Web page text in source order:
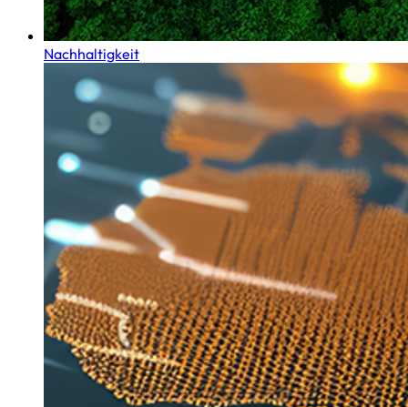
Nachhaltigkeit